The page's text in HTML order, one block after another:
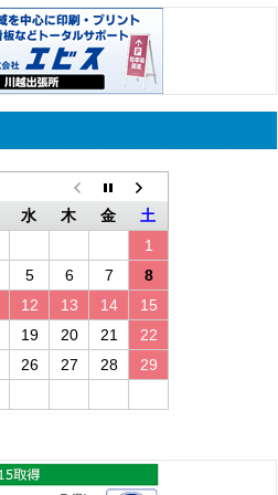
水 木 金
土
1
5 6 7
8
12 13 14
15
19 20 21
22
26 27 28
29